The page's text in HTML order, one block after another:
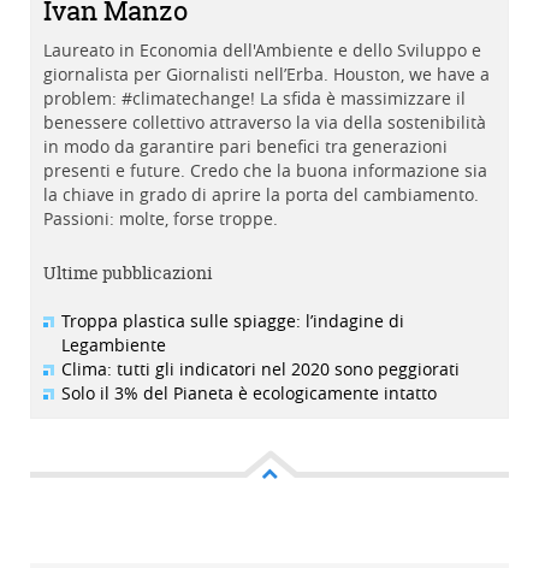
Ivan Manzo
Laureato in Economia dell'Ambiente e dello Sviluppo e
giornalista per Giornalisti nell’Erba. Houston, we have a
problem: #climatechange! La sfida è massimizzare il
benessere collettivo attraverso la via della sostenibilità
in modo da garantire pari benefici tra generazioni
presenti e future. Credo che la buona informazione sia
la chiave in grado di aprire la porta del cambiamento.
Passioni: molte, forse troppe.
Ultime pubblicazioni
Troppa plastica sulle spiagge: l’indagine di
Legambiente
Clima: tutti gli indicatori nel 2020 sono peggiorati
Solo il 3% del Pianeta è ecologicamente intatto